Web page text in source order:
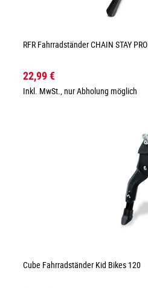
RFR Fahrradständer CHAIN STAY PRO
22,99 €
Inkl. MwSt., nur Abholung möglich
Cube Fahrradständer Kid Bikes 120